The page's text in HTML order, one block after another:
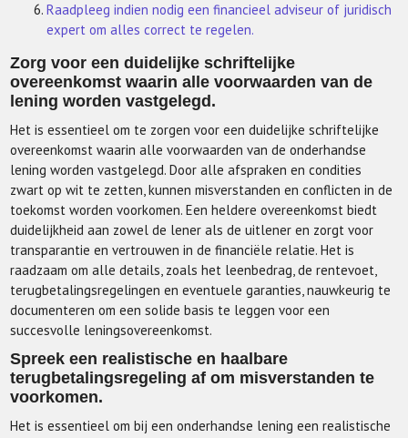
Raadpleeg indien nodig een financieel adviseur of juridisch
expert om alles correct te regelen.
Zorg voor een duidelijke schriftelijke
overeenkomst waarin alle voorwaarden van de
lening worden vastgelegd.
Het is essentieel om te zorgen voor een duidelijke schriftelijke
overeenkomst waarin alle voorwaarden van de onderhandse
lening worden vastgelegd. Door alle afspraken en condities
zwart op wit te zetten, kunnen misverstanden en conflicten in de
toekomst worden voorkomen. Een heldere overeenkomst biedt
duidelijkheid aan zowel de lener als de uitlener en zorgt voor
transparantie en vertrouwen in de financiële relatie. Het is
raadzaam om alle details, zoals het leenbedrag, de rentevoet,
terugbetalingsregelingen en eventuele garanties, nauwkeurig te
documenteren om een solide basis te leggen voor een
succesvolle leningsovereenkomst.
Spreek een realistische en haalbare
terugbetalingsregeling af om misverstanden te
voorkomen.
Het is essentieel om bij een onderhandse lening een realistische